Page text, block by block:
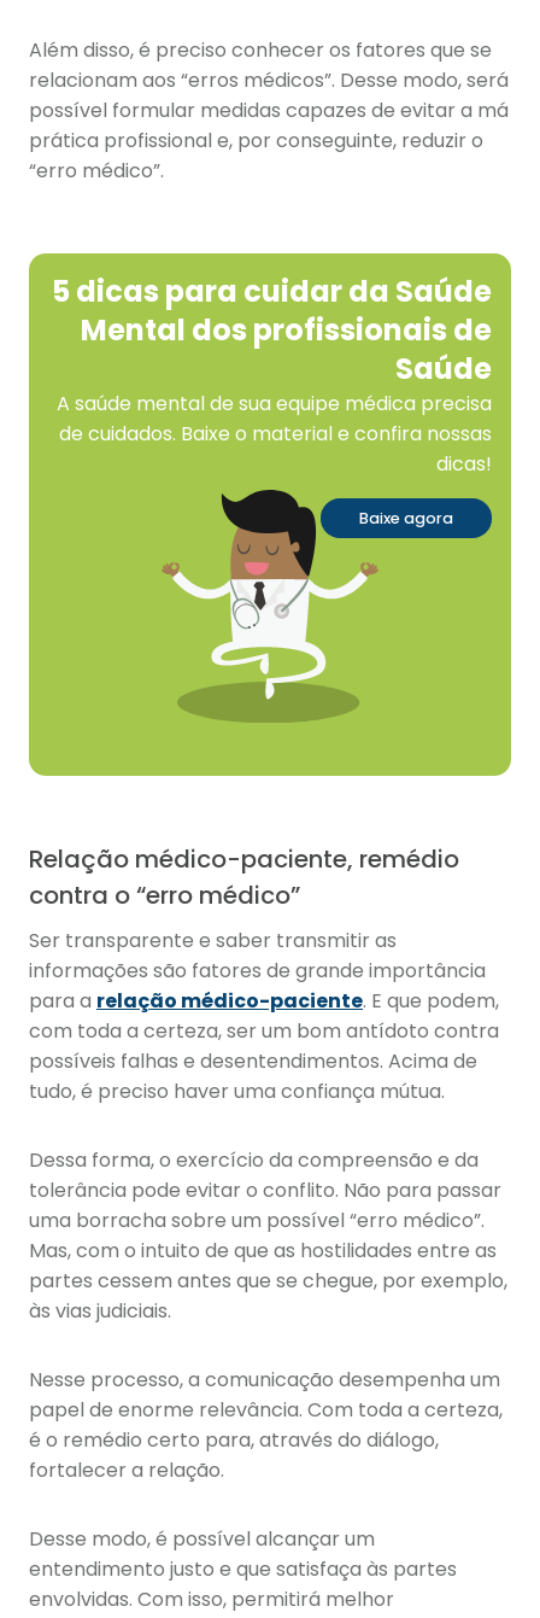
Além disso, é preciso conhecer os fatores que se
relacionam aos “erros médicos”. Desse modo, será
possível formular medidas capazes de evitar a má
prática profissional e, por conseguinte, reduzir o
“erro médico”.
5 dicas para cuidar da Saúde
Mental dos profissionais de
Saúde
A saúde mental de sua equipe médica precisa
de cuidados. Baixe o material e confira nossas
dicas!
Baixe agora
Relação médico-paciente, remédio
contra o “erro médico”
Ser transparente e saber transmitir as
informações são fatores de grande importância
para a relação médico-paciente. E que podem,
com toda a certeza, ser um bom antídoto contra
possíveis falhas e desentendimentos. Acima de
tudo, é preciso haver uma confiança mútua.
Dessa forma, o exercício da compreensão e da
tolerância pode evitar o conflito. Não para passar
uma borracha sobre um possível “erro médico”.
Mas, com o intuito de que as hostilidades entre as
partes cessem antes que se chegue, por exemplo,
às vias judiciais.
Nesse processo, a comunicação desempenha um
papel de enorme relevância. Com toda a certeza,
é o remédio certo para, através do diálogo,
fortalecer a relação.
Desse modo, é possível alcançar um
entendimento justo e que satisfaça às partes
envolvidas. Com isso, permitirá melhor